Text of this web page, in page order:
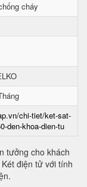
cháy
chi-tiet/ket-sat-
den-khoa-dien-tu
tưởng cho khách
điện tử với tính